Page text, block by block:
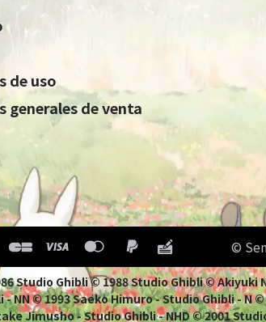
de uso
generales de venta
©
Studio Ghibli © 1988 Studio Ghibli ©
- NN © 1993 Saeko Himuro - Studio Ghibli -
Jimusho - Studio Ghibli - NHD © 2001